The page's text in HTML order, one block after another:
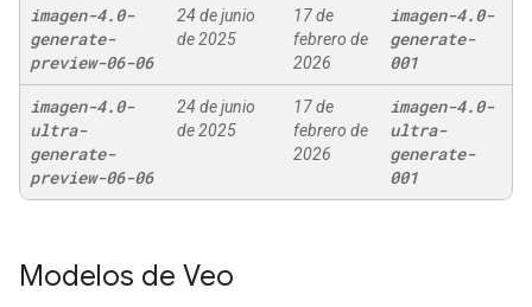
imagen-4.0-
generate-
preview-06-06
24 de junio
de 2025
17 de
febrero de
2026
imagen-4.0-
generate-
001
imagen-4.0-
ultra-
generate-
preview-06-06
24 de junio
de 2025
17 de
febrero de
2026
imagen-4.0-
ultra-
generate-
001
Modelos de Veo